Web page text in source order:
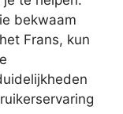
bekwaam
Frans, kun